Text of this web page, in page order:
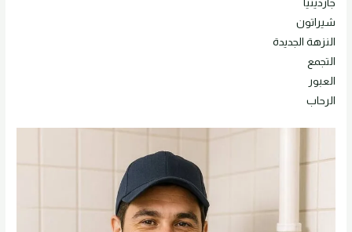
جاردينيا
شيراتون
النزهة الجديدة
التجمع
العبور
الرحاب